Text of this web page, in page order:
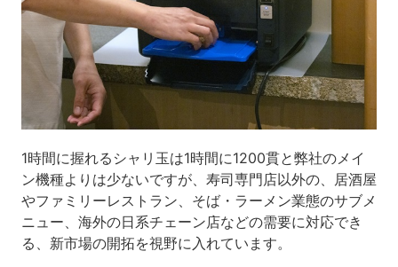
1時間に握れるシャリ玉は1時間に1200貫と弊社のメイ
ン機種よりは少ないですが、寿司専門店以外の、居酒屋
やファミリーレストラン、そば・ラーメン業態のサブメ
ニュー、海外の日系チェーン店などの需要に対応でき
る、新市場の開拓を視野に入れています。